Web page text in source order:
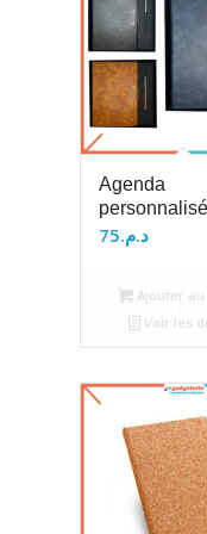
Agenda
د.م.75
Ajouter au
Voir les